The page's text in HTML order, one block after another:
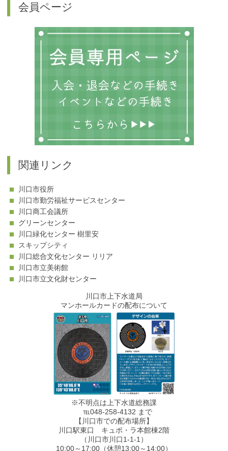
会員ページ
関連リンク
川口市役所
川口市勤労福祉サービスセンター
川口商工会議所
グリーンセンター
川口緑化センター 樹里安
スキップシティ
川口総合文化センター リリア
川口市立美術館
川口市立文化財センター
川口市上下水道局
マンホールカードの配布について
※不明点は上下水道総務課
℡048-258-4132 まで
【川口市での配布場所】
川口駅東口 キュポ・ラ本館棟2階
（川口市川口1-1-1）
10:00～17:00（休憩13:00～14:00）